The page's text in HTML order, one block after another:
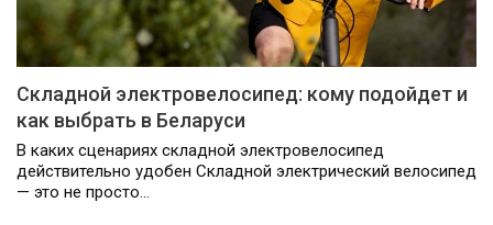
Складной электровелосипед: кому подойдет и
как выбрать в Беларуси
В каких сценариях складной электровелосипед
действительно удобен Складной электрический велосипед
— это не просто…